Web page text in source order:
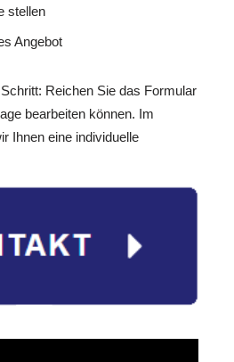
stellen
Angebot
Reichen Sie das Formular
bearbeiten können. Im
Ihnen eine individuelle